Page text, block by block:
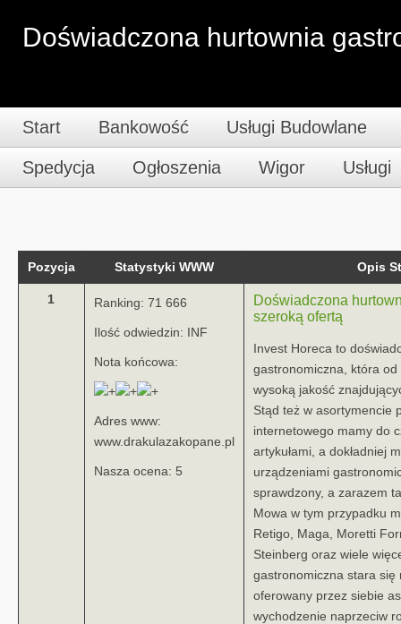
Doświadczona hurtownia
Start Bankowość Usługi Budowlane
Spedycja Ogłoszenia Wigor Usługi
Pozycja Statystyki WWW Opis
1 Ranking: 71 666
Ilość odwiedzin: INF
Nota końcowa:
Adres www:
www.drakulazakopane.pl
Nasza ocena: 5
Doświadczona
szeroką ofertą
Invest Horeca to
gastronomiczna, która od
wysoką jakość
Stąd też w asortymencie
internetowego mamy do
artykułami, a dokładniej
urządzeniami
sprawdzony, a zarazem
Mowa w tym przypadku
Retigo, Maga, Moretti
Steinberg oraz wiele
gastronomiczna stara się
oferowany przez siebie
wychodzenie naprzeciw